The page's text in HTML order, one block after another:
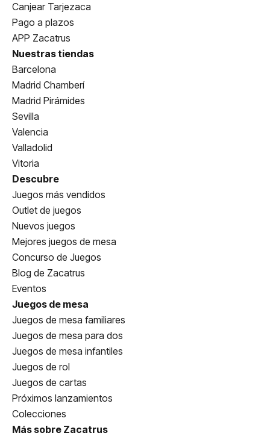
Canjear Tarjezaca
Pago a plazos
APP Zacatrus
Nuestras tiendas
Barcelona
Madrid Chamberí
Madrid Pirámides
Sevilla
Valencia
Valladolid
Vitoria
Descubre
Juegos más vendidos
Outlet de juegos
Nuevos juegos
Mejores juegos de mesa
Concurso de Juegos
Blog de Zacatrus
Eventos
Juegos de mesa
Juegos de mesa familiares
Juegos de mesa para dos
Juegos de mesa infantiles
Juegos de rol
Juegos de cartas
Próximos lanzamientos
Colecciones
Más sobre Zacatrus